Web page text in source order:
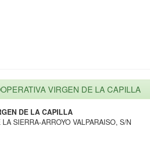
VIRGEN DE LA CAPILLA
DE LA CAPILLA
SIERRA-ARROYO VALPARAISO, S/N